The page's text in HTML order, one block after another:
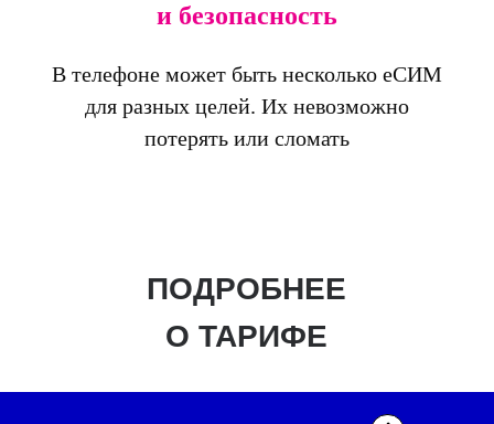
и безопасность
В телефоне может быть несколько еСИМ
для разных целей. Их невозможно
потерять или сломать
ПОДРОБНЕЕ
О ТАРИФЕ